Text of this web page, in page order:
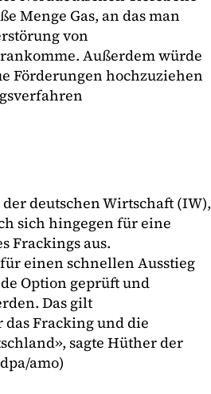
Menge Gas, an das man
von
Außerdem würde
Förderungen hochzuziehen
deutschen Wirtschaft (IW),
sich hingegen für eine
Frackings aus.
einen schnellen Ausstieg
Option geprüft und
Das gilt
Fracking und die
sagte Hüther der
amo)